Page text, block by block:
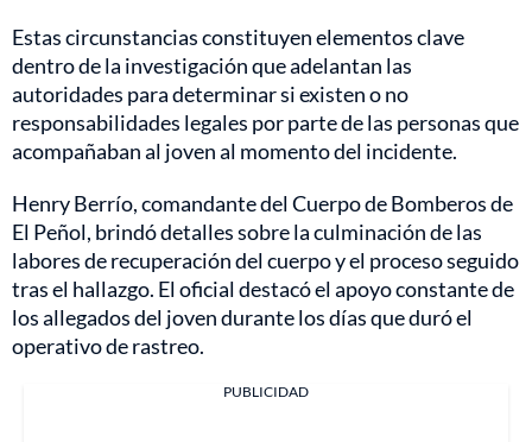
Estas circunstancias constituyen elementos clave
dentro de la investigación que adelantan las
autoridades para determinar si existen o no
responsabilidades legales por parte de las personas que
acompañaban al joven al momento del incidente.
Henry Berrío, comandante del Cuerpo de Bomberos de
El Peñol, brindó detalles sobre la culminación de las
labores de recuperación del cuerpo y el proceso seguido
tras el hallazgo. El oficial destacó el apoyo constante de
los allegados del joven durante los días que duró el
operativo de rastreo.
PUBLICIDAD